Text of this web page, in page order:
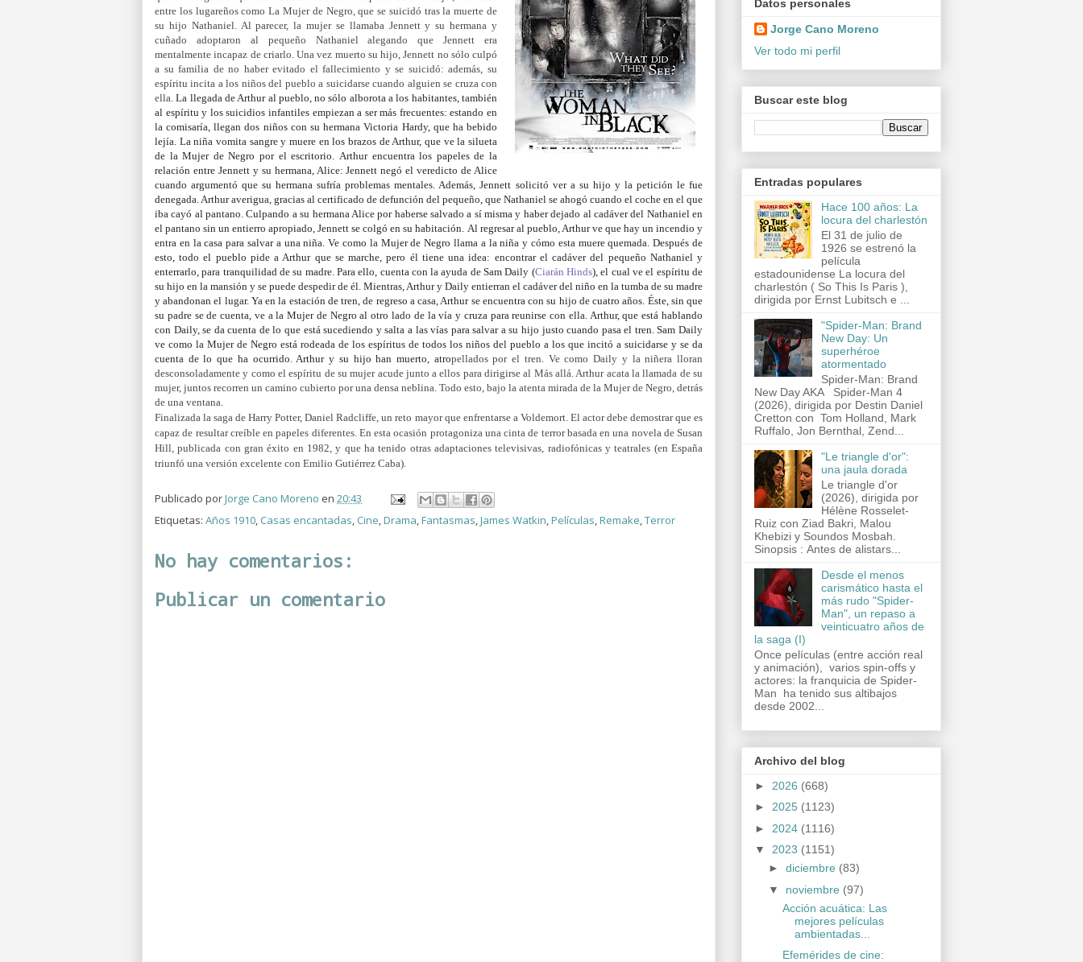
entre los lugareños como La Mujer de Negro, que se suicidó tras la muerte de
su hijo Nathaniel. Al parecer, la mujer se llamaba Jennett y su hermana y
cuñado adoptaron al pequeño Nathaniel alegando que Jennett era
mentalmenteincapaz de criarlo. Una vez muerto su hijo, Jennett no sólo culpó
a su familia de no haber evitado el fallecimiento y se suicidó: además, su
espíritu incita a los niños del pueblo a suicidarse cuando alguien se cruza con
ella.La llegada de Arthur al pueblo, no sólo alborota a los habitantes, también
al espíritu y los suicidios infantiles empiezan a ser más frecuentes: estando en
la comisaría, llegan dos niños con su hermana Victoria Hardy, que ha bebido
lejía. La niña vomita sangre y muere en los brazos de Arthur, que ve la silueta
de la Mujer de Negro por el escritorio.
Arthur encuentra los papeles de la
relación entre Jennett y su hermana, Alice: Jennett negó el veredicto de Alice
cuando argumentó que su hermana sufría problemas mentales. Además, Jennett solicitó ver a su hijo y la petición le fue
denegada. Arthur averigua, gracias al certificado de defunción del pequeño, que Nathaniel se ahogó cuando el coche en el que
iba cayó al pantano. Culpando a su hermana Alice por haberse salvado a sí misma y haber dejado al cadáver del Nathaniel en
el pantano sin un entierro apropiado, Jennett se colgó en su habitación. Al regresar al pueblo, Arthur ve que hay un incendio y
entra en la casa para salvar a una niña. Ve como la Mujer de Negro llama a la niña y cómo esta muere quemada. Después de
esto, todo el pueblo pide a Arthur que se marche, pero él tiene una idea: encontrar el cadáver del pequeño Nathaniel y
enterrarlo, para tranquilidad de su madre. Para ello, cuenta con la ayuda de Sam Daily (Ciarán Hinds), el cual ve el espíritu de
su hijo en la mansión y se puede despedir de él. Mientras, Arthur y Daily entierran el cadáver del niño en la tumba de su madre
y abandonan el lugar. Ya en la estación de tren, de regreso a casa, Arthur se encuentra con su hijo de cuatro años. Éste, sin que
su padre se de cuenta, ve a la Mujer de Negro al otro lado de la vía y cruza para reunirse con ella. Arthur, que está hablando
con Daily, se da cuenta de lo que está sucediendo y salta a las vías para salvar a su hijo justo cuando pasa el tren.Sam Daily
ve como la Mujer de Negro está rodeada de los espíritus de todos los niños del pueblo a los que incitó a suicidarse y se da
cuenta de lo que ha ocurrido. Arthur y su hijo han muerto, atropellados por el tren. Ve como Daily y la niñera lloran
desconsoladamente y como el espíritu de su mujer acude junto a ellos para dirigirse al Más allá. Arthur acata la llamada de su
mujer, juntos recorren un camino cubierto por una densa neblina. Todo esto, bajo la atenta mirada de la Mujer de Negro, detrás
de una ventana.
Finalizada la saga de Harry Potter, Daniel Radcliffe, un reto mayor que enfrentarse a Voldemort. El actor debe demostrar que es
capaz de resultar creíble en papeles diferentes. En esta ocasión protagoniza una cinta de terror basada en una novela de Susan
Hill, publicada con gran éxito en 1982, y que ha tenido otras adaptaciones televisivas, radiofónicas y teatrales (en España
triunfó una versión excelente con Emilio Gutiérrez Caba).
Publicado porJorge Cano Moreno en 20:43
Etiquetas: Años 1910, Casas encantadas, Cine,Drama,Fantasmas,James Watkin,Películas,Remake,Terror
No hay comentarios:
Publicar un comentario
Datos personales
Jorge Cano Moreno
Ver todo mi perfil
Buscar este blog
Entradas populares
Hace 100 años: La
locura del charlestón
El 31 de julio de
1926 se estrenó la
película
estadounidense La locura del
charlestón ( So This Is Paris ),
dirigida por Ernst Lubitsch e ...
"Spider-Man: Brand
New Day: Un
superhéroe
atormentado
Spider-Man: Brand
New Day AKA Spider-Man 4
(2026), dirigida por Destin Daniel
Cretton con Tom Holland, Mark
Ruffalo, Jon Bernthal, Zend...
"Le triangle d'or":
una jaula dorada
Le triangle d'or
(2026), dirigida por
Hélène Rosselet-
Ruiz con Ziad Bakri, Malou
Khebizi y Soundos Mosbah.
Sinopsis : Antes de alistars...
Desde el menos
carismático hasta el
más rudo "Spider-
Man", un repaso a
veinticuatro años de
la saga (I)
Once películas (entre acción real
y animación), varios spin-offs y
actores: la franquicia de Spider-
Man ha tenido sus altibajos
desde 2002...
Archivo del blog
► 2026 (668)
► 2025 (1123)
► 2024 (1116)
▼ 2023 (1151)
► diciembre (83)
▼ noviembre (97)
Acción acuática: Las
mejores películas
ambientadas...
Efemérides de cine: